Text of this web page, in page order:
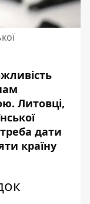
Литовці,
дати
країну